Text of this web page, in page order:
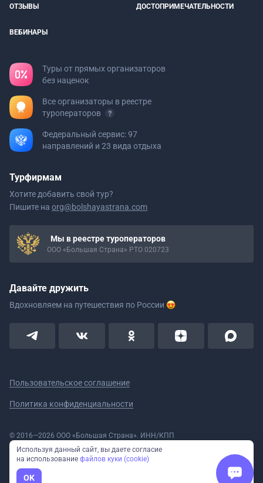
ОТЗЫВЫ ДОСТОПРИМЕЧАТЕЛЬНОСТИ
ВЕБИНАРЫ
Туры от прямых организаторов
без наценок
Все организаторы в реестре
туроператоров
Федеральный сервис: 97
направлений и 23 вида отдыха
Турфирмам
Хотите добавить свой тур?
Пишите на org@bolshayastrana.com
Мы в реестре туроператоров
ООО «Большая Страна» РТО 020723
Давайте дружить
Вдохновляем на путешествия по России
Пользовательское соглашение
Политика конфиденциальности
© 2016—2026 ООО «Большая Страна». ИНН/КПП
5908078160/590801001 ОГРН 1185958020533
Номер в реестре Роскомнадзора № 59-18-006319 (Приказ № 321 от
11.10.2018)
Полное или частичное копирование изображений и текстов возможно
Используя данный сайт, вы даете согласие
на использование файлов куки (cookie)
OK